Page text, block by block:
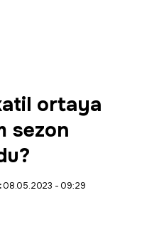
ortaya
sezon
08.05.2023 - 09:29